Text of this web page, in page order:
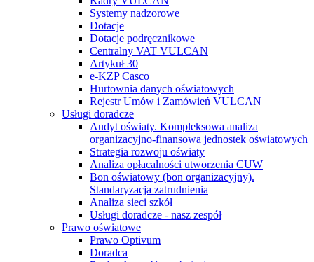
Systemy nadzorowe
Dotacje
Dotacje podręcznikowe
Centralny VAT VULCAN
Artykuł 30
e-KZP Casco
Hurtownia danych oświatowych
Rejestr Umów i Zamówień VULCAN
Usługi doradcze
Audyt oświaty. Kompleksowa analiza
organizacyjno-finansowa jednostek oświatowych
Strategia rozwoju oświaty
Analiza opłacalności utworzenia CUW
Bon oświatowy (bon organizacyjny).
Standaryzacja zatrudnienia
Analiza sieci szkół
Usługi doradcze - nasz zespół
Prawo oświatowe
Prawo Optivum
Doradca